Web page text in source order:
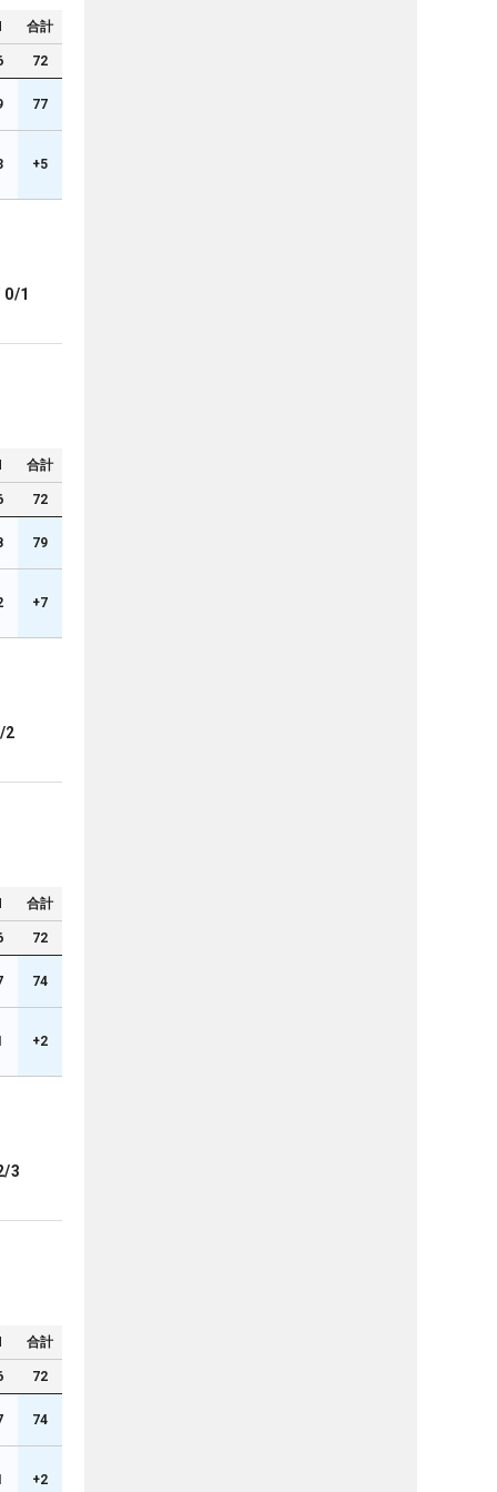
合計
72
77
+5
0/1
合計
72
79
+7
2
合計
72
74
+2
3
合計
72
74
+2